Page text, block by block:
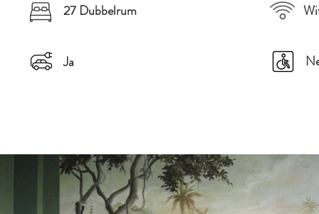
27 Dubbelrum
Ja